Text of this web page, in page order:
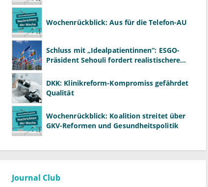
Wochenrückblick: Aus für die Telefon-AU
Schluss mit „Idealpatientinnen“: ESGO-
Präsident Sehouli fordert realistischere
DKK: Klinikreform-Kompromiss gefährdet
Qualität
Wochenrückblick: Koalition streitet über
GKV-Reformen und Gesundheitspolitik
Journal Club